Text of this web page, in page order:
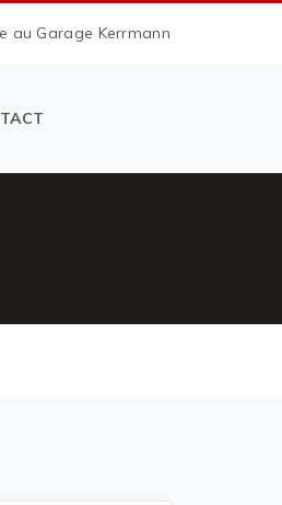
au Garage Kerrmann